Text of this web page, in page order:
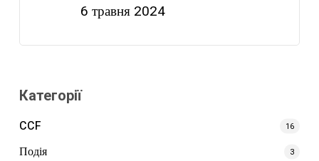
6 травня 2024
Категорії
CCF
16
Подія 3